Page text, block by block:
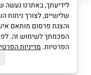
שלישיים, לצורך ניתוח
והצגת פרסום מותאם
הסכמתך לשימוש זה.
הפרטיות. מדיניות